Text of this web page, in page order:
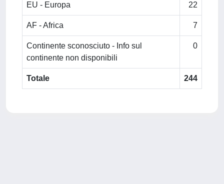
EU - Europa 22
AF - Africa 7
Continente sconosciuto - Info sul
continente non disponibili
0
Totale 244